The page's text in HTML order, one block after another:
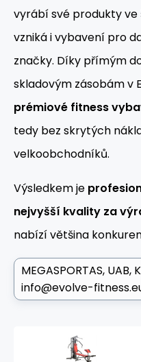
vyrábí své produkty
vzniká i vybavení pro
značky. Díky přímým
skladovým zásobám v
prémiové fitness
tedy bez skrytých
velkoobchodníků.
Výsledkem je
nejvyšší kvality za
nabízí většina
MEGASPORTAS, UAB
info@evolve-